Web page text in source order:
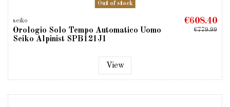
Out of stock
seiko
Orologio Solo Tempo Automatico Uomo
Seiko Alpinist SPB121J1
€608.40
€779.99
View